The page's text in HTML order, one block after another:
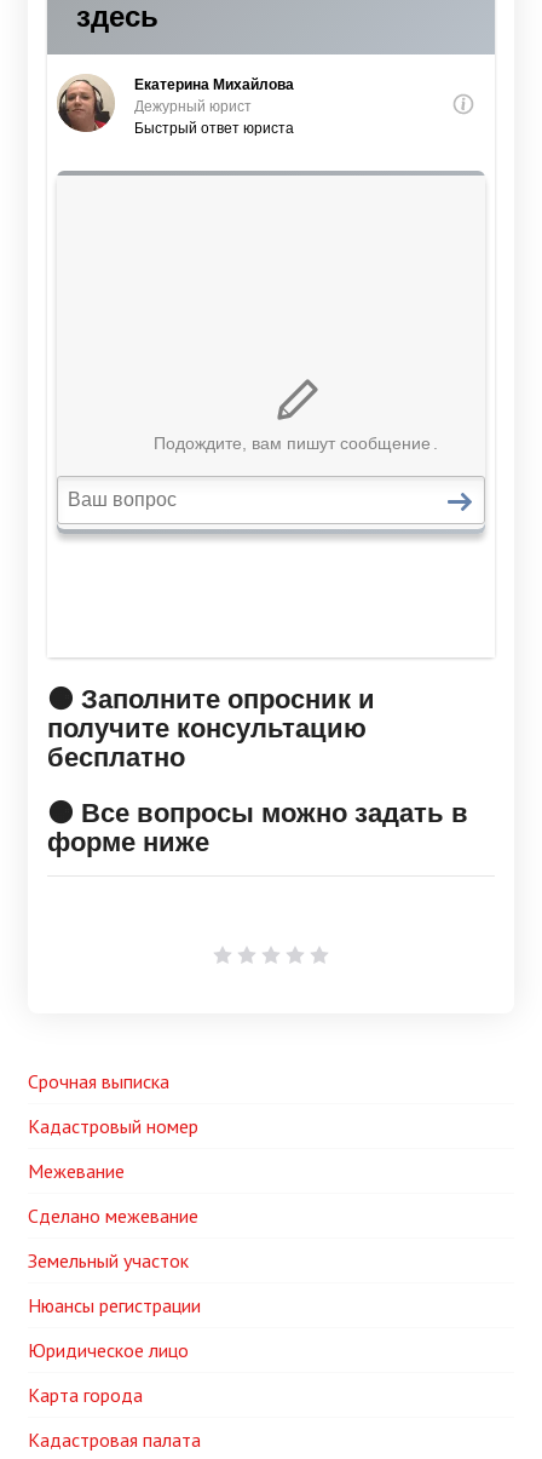
🟠 Заполните опросник и
получите консультацию
бесплатно
🟠 Все вопросы можно задать в
форме ниже
Срочная выписка
Кадастровый номер
Межевание
Сделано межевание
Земельный участок
Нюансы регистрации
Юридическое лицо
Карта города
Кадастровая палата